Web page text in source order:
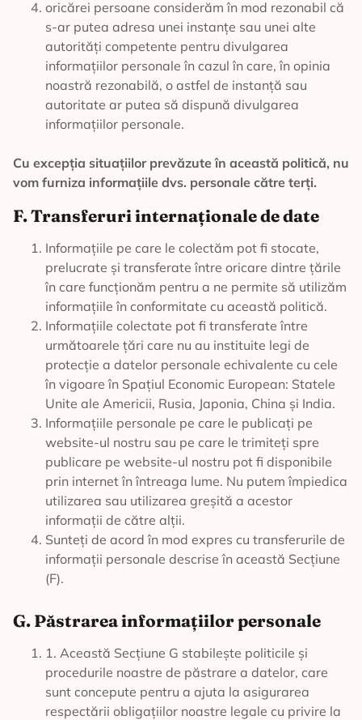
oricărei persoane considerăm în mod rezonabil că
s-ar putea adresa unei instanțe sau unei alte
autorități competente pentru divulgarea
informațiilor personale în cazul în care, în opinia
noastră rezonabilă, o astfel de instanță sau
autoritate ar putea să dispună divulgarea
informațiilor personale.
Cu excepția situațiilor prevăzute în această politică, nu
vom furniza informațiile dvs. personale către terți.
F. Transferuri internaționale de date
Informațiile pe care le colectăm pot fi stocate,
prelucrate și transferate între oricare dintre țările
în care funcționăm pentru a ne permite să utilizăm
informațiile în conformitate cu această politică.
Informațiile colectate pot fi transferate între
următoarele țări care nu au instituite legi de
protecție a datelor personale echivalente cu cele
în vigoare în Spațiul Economic European: Statele
Unite ale Americii, Rusia, Japonia, China și India.
Informațiile personale pe care le publicați pe
website-ul nostru sau pe care le trimiteți spre
publicare pe website-ul nostru pot fi disponibile
prin internet în întreaga lume. Nu putem împiedica
utilizarea sau utilizarea greșită a acestor
informații de către alții.
Sunteți de acord în mod expres cu transferurile de
informații personale descrise în această Secțiune
(F).
G. Păstrarea informațiilor personale
1. Această Secțiune G stabilește politicile și
procedurile noastre de păstrare a datelor, care
sunt concepute pentru a ajuta la asigurarea
respectării obligațiilor noastre legale cu privire la